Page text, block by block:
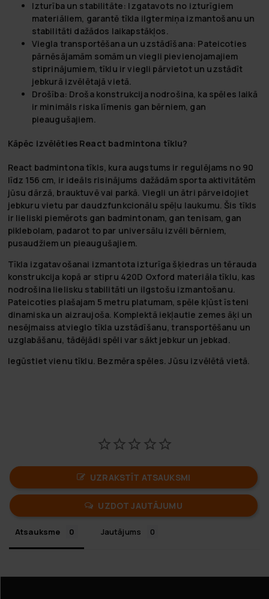
Izturība un stabilitāte: Izgatavots no izturīgiem
materiāliem, garantē tīkla ilgtermiņa izmantošanu un
stabilitāti dažādos laikapstākļos.
Viegla transportēšana un uzstādīšana: Pateicoties
pārnēsājamām somām un viegli pievienojamajiem
stiprinājumiem, tīklu ir viegli pārvietot un uzstādīt
jebkurā izvēlētajā vietā.
Drošība: Droša konstrukcija nodrošina, ka spēles laikā
ir minimāls riska līmenis gan bērniem, gan
pieaugušajiem.
Kāpēc izvēlēties React badmintona tīklu?
React badmintona tīkls, kura augstums ir regulējams no 90
līdz 156 cm, ir ideāls risinājums dažādām sporta aktivitātēm
jūsu dārzā, brauktuvē vai parkā. Viegli un ātri pārveidojiet
jebkuru vietu par daudzfunkcionālu spēļu laukumu. Šis tīkls
ir lieliski piemērots gan badmintonam, gan tenisam, gan
piklebolam, padarot to par universālu izvēli bērniem,
pusaudžiem un pieaugušajiem.
Tīkla izgatavošanai izmantota izturīga šķiedras un tērauda
konstrukcija kopā ar stipru 420D Oxford materiāla tīklu, kas
nodrošina lielisku stabilitāti un ilgstošu izmantošanu.
Pateicoties plašajam 5 metru platumam, spēle kļūst īsteni
dinamiska un aizraujoša. Komplektā iekļautie zemes āķi un
nesējmaiss atvieglo tīkla uzstādīšanu, transportēšanu un
uzglabāšanu, tādējādi spēli var sākt jebkur un jebkad.
Iegūstiet vienu tīklu. Bezmēra spēles. Jūsu izvēlētā vietā.
UZRAKSTĪT ATSAUKSMI
UZDOT JAUTĀJUMU
Atsauksme Jautājums